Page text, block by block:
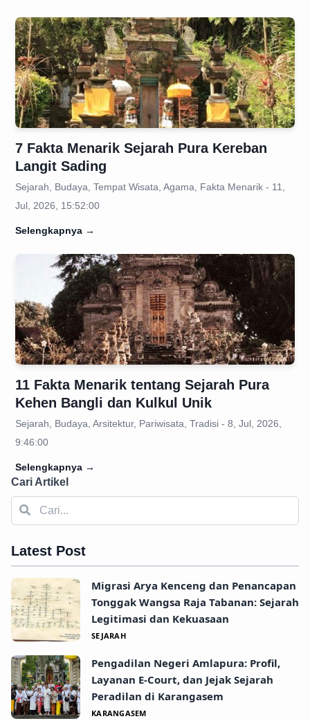
7 Fakta Menarik Sejarah Pura Kereban
Langit Sading
Sejarah, Budaya, Tempat Wisata, Agama, Fakta Menarik - 11,
Jul, 2026, 15:52:00
Selengkapnya →
11 Fakta Menarik tentang Sejarah Pura
Kehen Bangli dan Kulkul Unik
Sejarah, Budaya, Arsitektur, Pariwisata, Tradisi - 8, Jul, 2026,
9:46:00
Selengkapnya →
Cari Artikel
Latest Post
Migrasi Arya Kenceng dan Penancapan
Tonggak Wangsa Raja Tabanan: Sejarah
Legitimasi dan Kekuasaan
SEJARAH
Pengadilan Negeri Amlapura: Profil,
Layanan E-Court, dan Jejak Sejarah
Peradilan di Karangasem
KARANGASEM